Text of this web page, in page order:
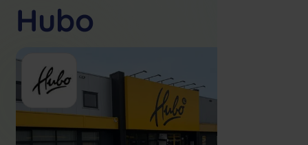
Hubo